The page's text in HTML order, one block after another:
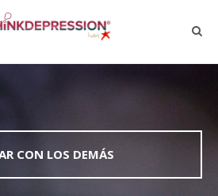
CON LOS DEMÁS